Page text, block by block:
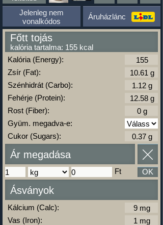
Jelenleg nem
vonalkódos
Áruházlánc
Főtt tojás
kalória tartalma: 155 kcal
Kalória (Energy):
Zsír (Fat):
Szénhidrát (Carbo):
Fehérje (Protein):
Rost (Fiber):
Gyüm. megadva-e:
Cukor (Sugars):
Ár megadása
Ft OK
Ásványok
Kálcium (Calc):
Vas (Iron):